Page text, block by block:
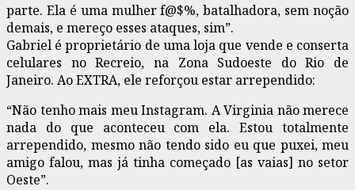
parte. Ela é uma mulher f@$%, batalhadora, sem noção
demais, e mereço esses ataques, sim”.
Gabriel é proprietário de uma loja que vende e conserta
celulares no Recreio, na Zona Sudoeste do Rio de
Janeiro. Ao EXTRA, ele reforçou estar arrependido:
“Não tenho mais meu Instagram. A Virginia não merece
nada do que aconteceu com ela. Estou totalmente
arrependido, mesmo não tendo sido eu que puxei, meu
amigo falou, mas já tinha começado [as vaias] no setor
Oeste”.